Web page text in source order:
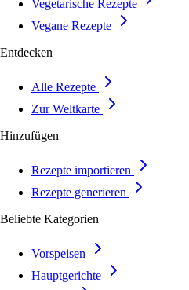
Vegetarische Rezepte
Vegane Rezepte
Entdecken
Alle Rezepte
Zur Weltkarte
Hinzufügen
Rezepte importieren
Rezepte generieren
Beliebte Kategorien
Vorspeisen
Hauptgerichte